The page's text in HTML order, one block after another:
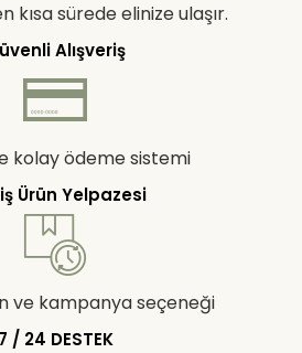
kısa sürede elinize ulaşır.
Alışveriş
kolay ödeme sistemi
Ürün Yelpazesi
ve kampanya seçeneği
7 / 24 DESTEK